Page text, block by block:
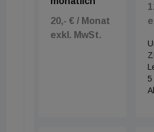
Man werde weiterhin jährlich
zweistellige Millionensumme in
des gesamten Konzerns
Etwas bescheidener, aber
die Aktionäre bedient werden.
der Hauptversammlung eine
20,- € / Monat
exkl. MwSt.
5